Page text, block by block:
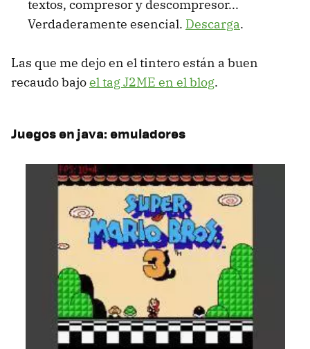
textos, compresor y descompresor...
Verdaderamente esencial. Descarga.
Las que me dejo en el tintero están a buen
recaudo bajoel tag J2ME en el blog.
Juegos en java: emuladores